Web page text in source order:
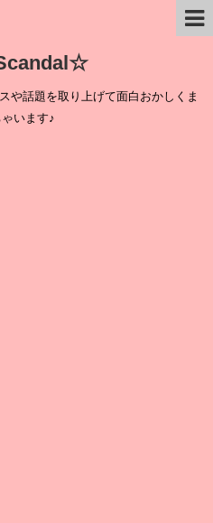
や話題を取り上げて面白おかしくま
います♪